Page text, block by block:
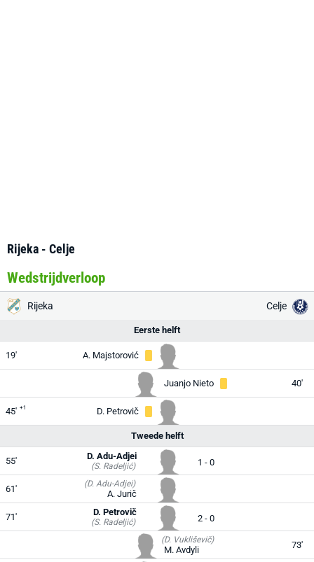
Rijeka - Celje
Wedstrijdverloop
Rijeka Celje
Eerste helft
19' A. Majstorović
Juanjo Nieto 40'
45' +1 D. Petrovič
Tweede helft
55' (S. Radeljić)
D. Adu-Adjei
1 - 0
61' (D. Adu-Adjei)
A. Jurič
71' (S. Radeljić)
D. Petrovič
2 - 0
(D. Vukliševič)
M. Avdyli 73'